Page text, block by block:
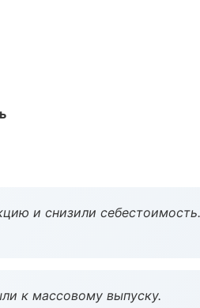
и снизили себестоимость.
к массовому выпуску.